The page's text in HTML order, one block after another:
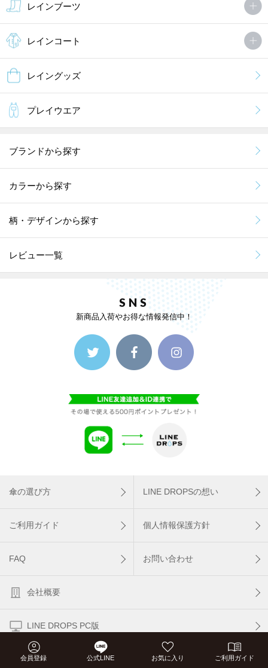
レインブーツ
レインコート
レイングッズ
プレイウエア
ブランドから探す
カラーから探す
柄・デザインから探す
レビュー一覧
SNS
新商品入荷やお得な情報発信中！
傘の選び方 LINE DROPSの想い
ご利用ガイド 個人情報保護方針
FAQ お問い合わせ
会社概要
LINE DROPS PC版
会員登録 公式LINE お気に入り ご利用ガイド